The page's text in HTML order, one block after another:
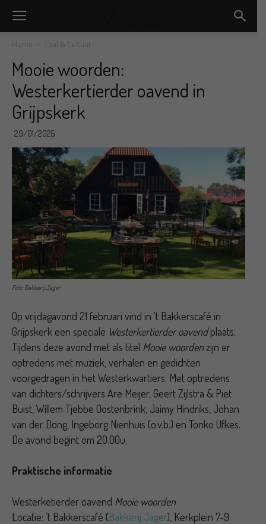
Home Taal & Cultuur
Mooie woorden:
Westerkertierder oavend in
Grijpskerk
29/01/2025
Foto: Bakkerij Jager
Op vrijdagavond 21 februari vind in ‘t Bakkerscafé in
Grijpskerk een speciale Westerkertierder oavendplaats.
Tijdens deze avond met als titel Mooie woordenzijn er
optredens met muziek, verhalen en gedichten
voorgedragen in het Westerkwartiers. Met optredens
van dichters/schrijvers Are Meijer, Geert Zijlstra & Piet
Buist, Willem Tjebbe Oostenbrink, Jaimy Hindriks, Johan
van der Dong, Ingeborg Nienhuis (o.v.b.) en Tonko Ufkes.
De avond begint om 20.00u.
Praktische informatie
Westerketierder oavend Mooie woorden
Locatie: ’t Bakkerscafé (Bakkerij Jager), Kerkplein 7-9